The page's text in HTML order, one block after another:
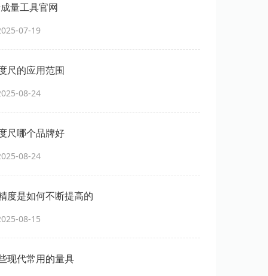
量工具官网
07-19
尺的应用范围
08-24
尺哪个品牌好
08-24
度是如何不断提高的
08-15
现代常用的量具